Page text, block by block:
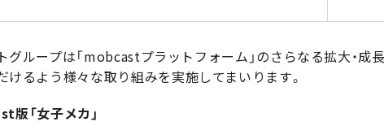
グループは「mobcastプラットフォーム」のさらなる拡大・
けるよう様々な取り組みを実施してまいります。
「女子メカ」